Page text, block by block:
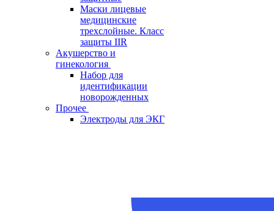
Маски лицевые
медицинские
трехслойные. Класс
защиты IIR
Акушерство и
гинекология
Набор для
идентификации
новорожденных
Прочее
Электроды для ЭКГ